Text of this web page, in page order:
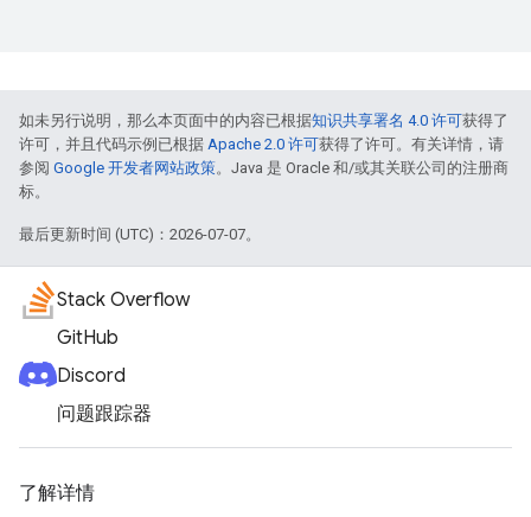
如未另行说明，那么本页面中的内容已根据知识共享署名 4.0 许可获得了
许可，并且代码示例已根据 Apache 2.0 许可获得了许可。有关详情，请
参阅 Google 开发者网站政策。Java 是 Oracle 和/或其关联公司的注册商
标。
最后更新时间 (UTC)：2026-07-07。
Stack Overflow
GitHub
Discord
问题跟踪器
了解详情